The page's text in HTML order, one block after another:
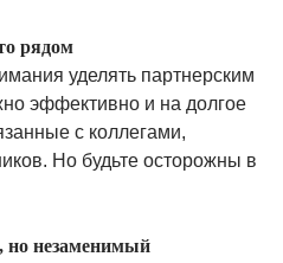
рядом
уделять партнерским
эффективно и на долгое
с коллегами,
Но будьте осторожны в
незаменимый